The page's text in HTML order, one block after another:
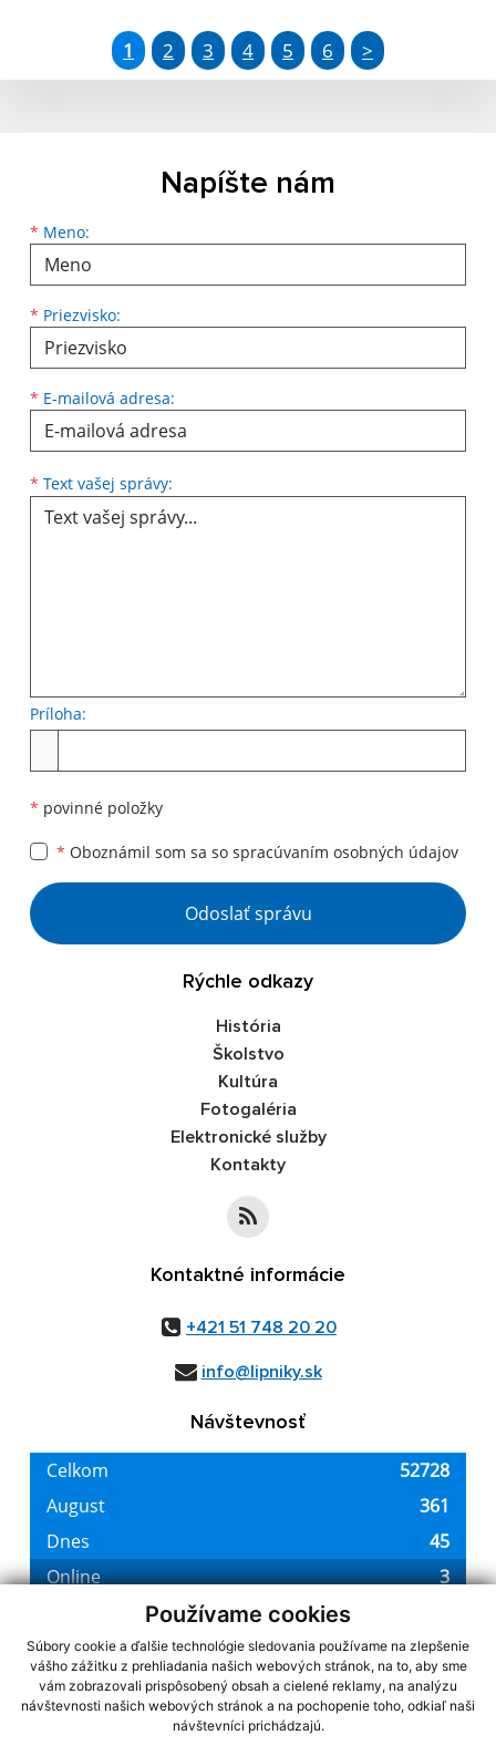
Používame cookies
Súbory cookie a ďalšie technológie sledovania používame na zlepšenie
vášho zážitku z prehliadania našich webových stránok, na to, aby sme
vám zobrazovali prispôsobený obsah a cielené reklamy, na analýzu
návštevnosti našich webových stránok a na pochopenie toho, odkiaľ naši
návštevníci prichádzajú.
1 2 3 4 5 6 >
Napíšte nám
* Meno:
Meno
* Priezvisko:
Priezvisko
* E-mailová adresa:
E-mailová adresa
* Text vašej správy:
Príloha:
* povinné položky
* Oboznámil som sa so spracúvaním osobných údajov
Google reCaptcha Response
Odoslať správu
Rýchle odkazy
História
Školstvo
Kultúra
Fotogaléria
Elektronické služby
Kontakty
Kontaktné informácie
+421 51 748 20 20
info@lipniky.sk
Návštevnosť
využite možnosť získavania aktuálnych informácií s využitím RSS
CMS systém (redakčný) systém ECHELON 2,Mapa stránok,web portál
webex.digital, s.r.o.,domény,registrácia domény